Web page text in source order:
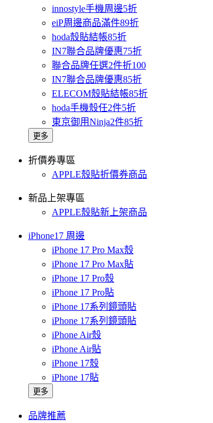
innostyle手機周邊5折
eiP周邊商品滿件89折
hoda殼貼結帳85折
IN7聯合品牌優惠75折
聯合品牌任選2件折100
IN7聯合品牌優惠85折
ELECOM殼貼結帳85折
hoda手機殼任2件5折
東京御用Ninja2件85折
更多
折價券專區
APPLE殼貼折價券商品
新品上架專區
APPLE殼貼新上架商品
iPhone17 周邊
iPhone 17 Pro Max殼
iPhone 17 Pro Max貼
iPhone 17 Pro殼
iPhone 17 Pro貼
iPhone 17系列鏡頭貼
iPhone 17系列鏡頭貼
iPhone Air殼
iPhone Air貼
iPhone 17殼
iPhone 17貼
更多
品牌推薦